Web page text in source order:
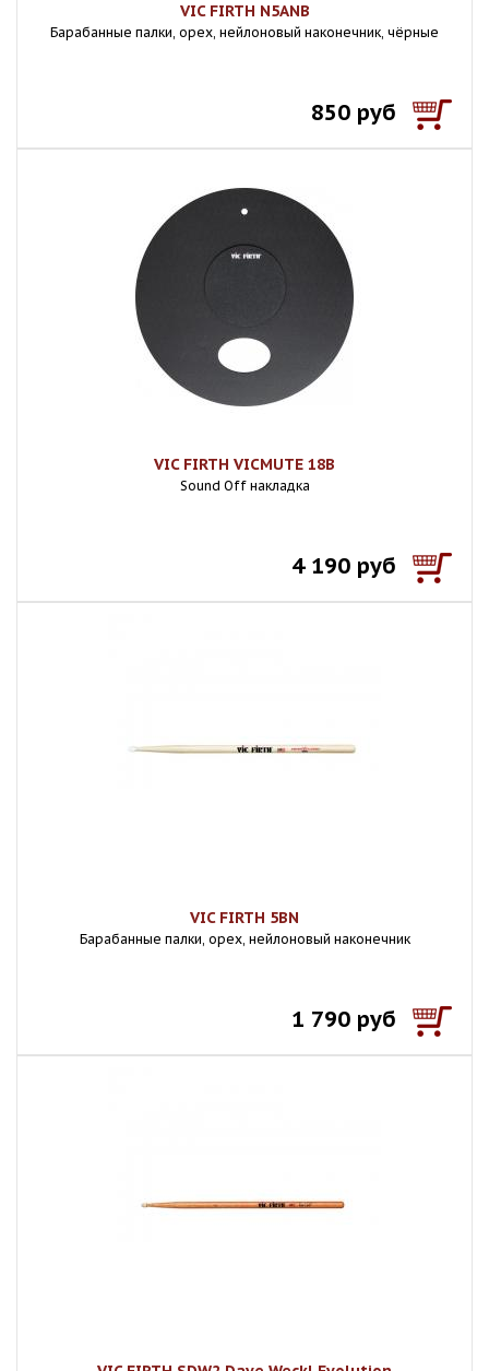
VIC FIRTH N5ANB
Барабанные палки, орех, нейлоновый наконечник, чёрные
850 руб
VIC FIRTH VICMUTE 18B
Sound Off накладка
4 190 руб
VIC FIRTH 5BN
Барабанные палки, орех, нейлоновый наконечник
1 790 руб